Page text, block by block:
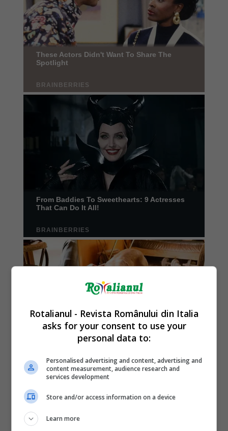
Rotalianul - Revista Românului din Italia
asks for your consent to use your
personal data to:
Personalised advertising and content, advertising and
content measurement, audience research and
services development
Store and/or access information on a device
Learn more